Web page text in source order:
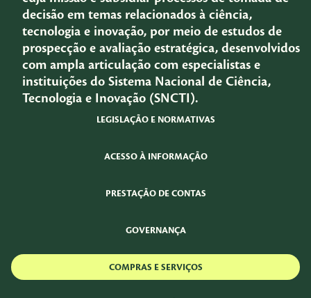
decisão em temas relacionados à ciência,
tecnologia e inovação, por meio de estudos de
prospecção e avaliação estratégica, desenvolvidos
com ampla articulação com especialistas e
instituições do Sistema Nacional de Ciência,
Tecnologia e Inovação (SNCTI).
LEGISLAÇÃO E NORMATIVAS
ACESSO À INFORMAÇÃO
PRESTAÇÃO DE CONTAS
GOVERNANÇA
COMPRAS E SERVIÇOS